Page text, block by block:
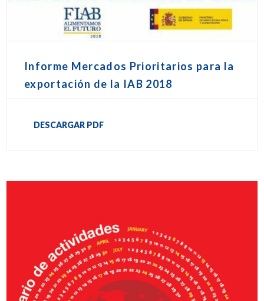
Informe Mercados Prioritarios para la
exportación de la IAB 2018
DESCARGAR PDF